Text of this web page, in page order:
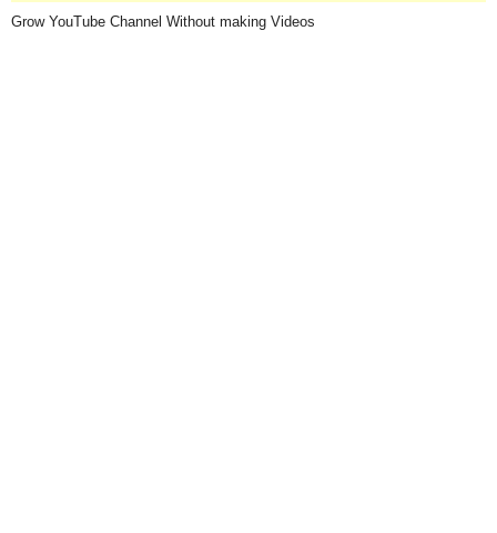
Grow YouTube Channel Without making Videos